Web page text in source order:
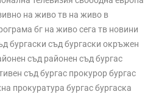
на живо тв на живо в
бг на живо сега тв новини
бургаски съд бургаски окръжен
съд районен съд бургас
съд бургас прокурор бургас
прокуратура бургас бургаска